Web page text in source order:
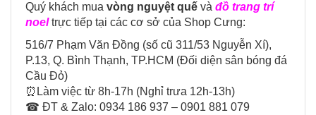
Quý khách mua vòng nguyệt quế và đồ trang trí
noeltrực tiếp tại các cơ sở của Shop Cưng:
516/7 Phạm Văn Đồng (số cũ 311/53 Nguyễn Xí),
P.13, Q. Bình Thạnh, TP.HCM (Đối diện sân bóng đá
Cầu Đỏ)
⏰Làm việc từ 8h-17h (Nghỉ trưa 12h-13h)
☎ ĐT & Zalo: 0934 186 937 – 0901 881 079